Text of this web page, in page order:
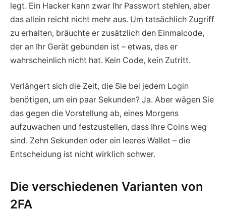
legt. Ein Hacker kann zwar Ihr Passwort stehlen, aber
das allein reicht nicht mehr aus. Um tatsächlich Zugriff
zu erhalten, bräuchte er zusätzlich den Einmalcode,
der an Ihr Gerät gebunden ist – etwas, das er
wahrscheinlich nicht hat. Kein Code, kein Zutritt.
Verlängert sich die Zeit, die Sie bei jedem Login
benötigen, um ein paar Sekunden? Ja. Aber wägen Sie
das gegen die Vorstellung ab, eines Morgens
aufzuwachen und festzustellen, dass Ihre Coins weg
sind. Zehn Sekunden oder ein leeres Wallet – die
Entscheidung ist nicht wirklich schwer.
Die verschiedenen Varianten von
2FA